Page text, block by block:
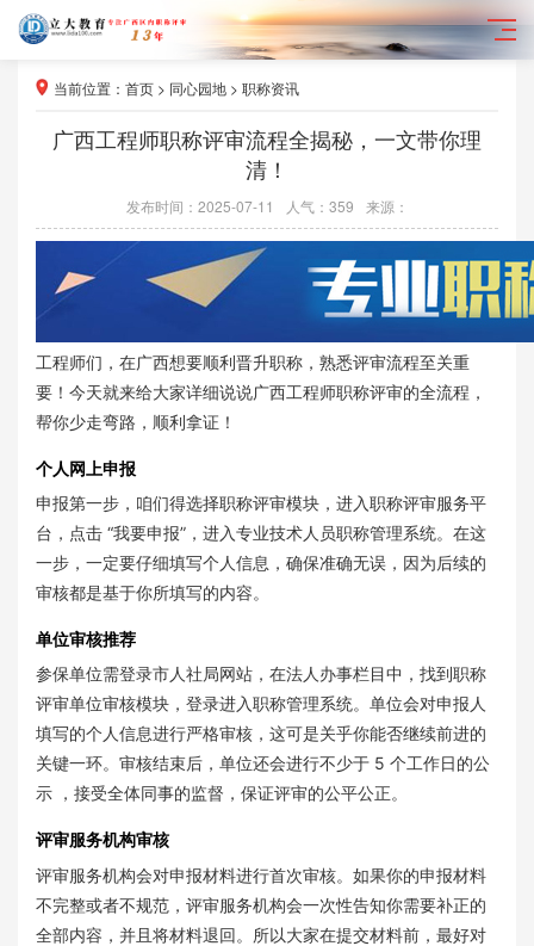
当前位置： 首页 > 同心园地 > 职称资讯
广西工程师职称评审流程全揭秘，一文带你理
清！
发布时间：2025-07-11 人气： 359 来源：
工程师们，在广西想要顺利晋升职称，熟悉评审流程至关重
要！今天就来给大家详细说说广西工程师职称评审的全流程，
帮你少走弯路，顺利拿证！
个人网上申报
申报第一步，咱们得选择职称评审模块，进入职称评审服务平
台，点击 “我要申报”，进入专业技术人员职称管理系统。在这
一步，一定要仔细填写个人信息，确保准确无误，因为后续的
审核都是基于你所填写的内容。
单位审核推荐
参保单位需登录市人社局网站，在法人办事栏目中，找到职称
评审单位审核模块，登录进入职称管理系统。单位会对申报人
填写的个人信息进行严格审核，这可是关乎你能否继续前进的
关键一环。审核结束后，单位还会进行不少于 5 个工作日的公
示 ，接受全体同事的监督，保证评审的公平公正。
评审服务机构审核
评审服务机构会对申报材料进行首次审核。如果你的申报材料
不完整或者不规范，评审服务机构会一次性告知你需要补正的
全部内容，并且将材料退回。所以大家在提交材料前，最好对